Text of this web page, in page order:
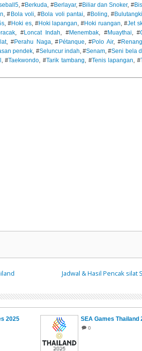
, #Berkuda , #Berlayar, #Biliar dan Snoker, #
, #Bola voli , #Bola voli pantai , #Boling , #
, #Hoki es, #Hoki lapangan , #Hoki ruangan , #Jet
, #Loncat Indah , #Menembak , #Muaythai , #
, #Perahu Naga , #Pétanque , #Polo Air, #Renang
pendek , #Seluncur indah , #Senam , #Seni bela
, #Taekwondo , #Tarik tambang , #Tenis lapangan , #
Jadwal & Hasil Pencak silat
2025
SEA Games Thailand
0